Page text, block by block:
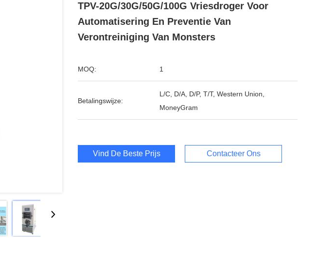
TPV-20G/30G/50G/100G Vriesdroger Voor
Automatisering En Preventie Van
Verontreiniging Van Monsters
MOQ: 1
Betalingswijze:
L/C, D/A, D/P, T/T, Western Union,
MoneyGram
Vind De Beste Prijs Contacteer Ons